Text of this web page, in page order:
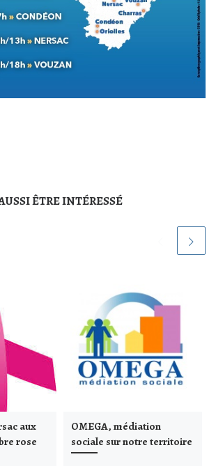
ÊTRE INTÉRESSÉ
aux
rose
OMEGA, médiation
sociale sur notre territoire